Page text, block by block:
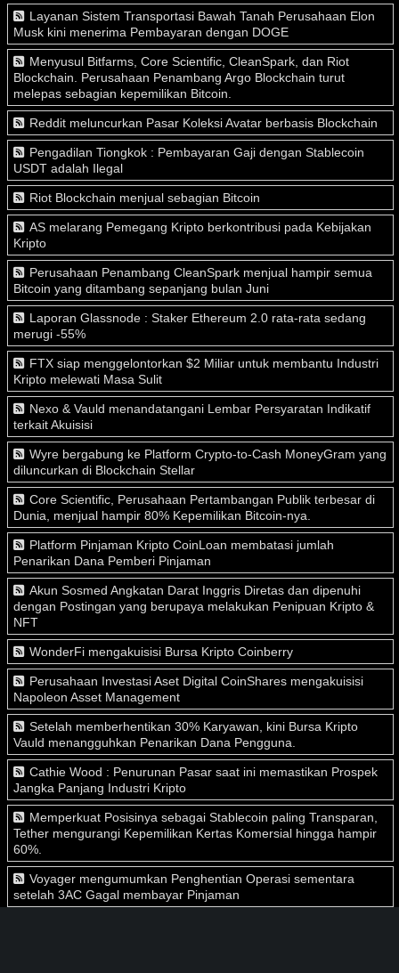
Layanan Sistem Transportasi Bawah Tanah Perusahaan Elon
Musk kini menerima Pembayaran dengan DOGE
Menyusul Bitfarms, Core Scientific, CleanSpark, dan Riot
Blockchain. Perusahaan Penambang Argo Blockchain turut
melepas sebagian kepemilikan Bitcoin.
Reddit meluncurkan Pasar Koleksi Avatar berbasis Blockchain
Pengadilan Tiongkok : Pembayaran Gaji dengan Stablecoin
USDT adalah Ilegal
Riot Blockchain menjual sebagian Bitcoin
AS melarang Pemegang Kripto berkontribusi pada Kebijakan
Kripto
Perusahaan Penambang CleanSpark menjual hampir semua
Bitcoin yang ditambang sepanjang bulan Juni
Laporan Glassnode : Staker Ethereum 2.0 rata-rata sedang
merugi -55%
FTX siap menggelontorkan $2 Miliar untuk membantu Industri
Kripto melewati Masa Sulit
Nexo & Vauld menandatangani Lembar Persyaratan Indikatif
terkait Akuisisi
Wyre bergabung ke Platform Crypto-to-Cash MoneyGram yang
diluncurkan di Blockchain Stellar
Core Scientific, Perusahaan Pertambangan Publik terbesar di
Dunia, menjual hampir 80% Kepemilikan Bitcoin-nya.
Platform Pinjaman Kripto CoinLoan membatasi jumlah
Penarikan Dana Pemberi Pinjaman
Akun Sosmed Angkatan Darat Inggris Diretas dan dipenuhi
dengan Postingan yang berupaya melakukan Penipuan Kripto &
NFT
WonderFi mengakuisisi Bursa Kripto Coinberry
Perusahaan Investasi Aset Digital CoinShares mengakuisisi
Napoleon Asset Management
Setelah memberhentikan 30% Karyawan, kini Bursa Kripto
Vauld menangguhkan Penarikan Dana Pengguna.
Cathie Wood : Penurunan Pasar saat ini memastikan Prospek
Jangka Panjang Industri Kripto
Memperkuat Posisinya sebagai Stablecoin paling Transparan,
Tether mengurangi Kepemilikan Kertas Komersial hingga hampir
60%.
Voyager mengumumkan Penghentian Operasi sementara
setelah 3AC Gagal membayar Pinjaman